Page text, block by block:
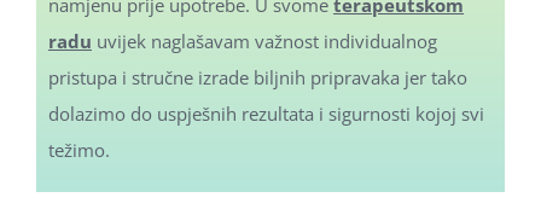
radu uvijek naglašavam važnost individualnog
pristupa i stručne izrade biljnih pripravaka jer tako
dolazimo do uspješnih rezultata i sigurnosti kojoj svi
težimo.